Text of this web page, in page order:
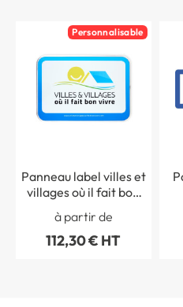
Personnalisable
Panneau label villes et
villages où il fait bon
à partir de
112,30 € HT